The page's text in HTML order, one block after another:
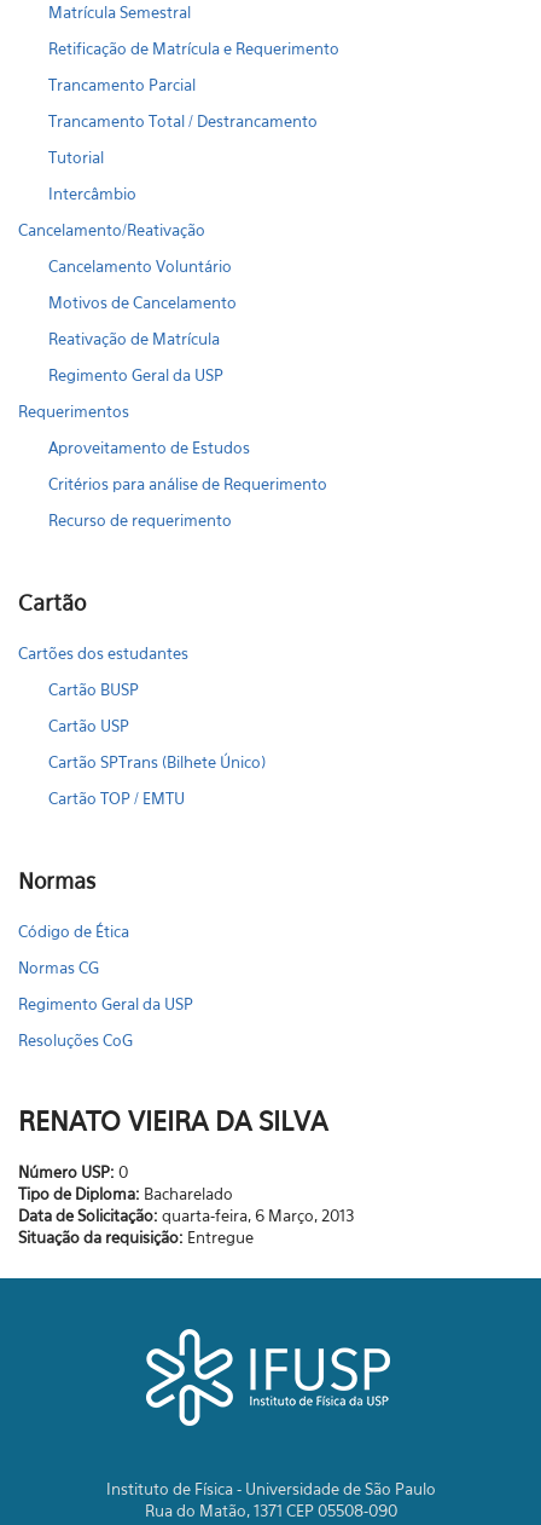
Matrícula Semestral
Retificação de Matrícula e Requerimento
Trancamento Parcial
Trancamento Total / Destrancamento
Tutorial
Intercâmbio
Cancelamento/Reativação
Cancelamento Voluntário
Motivos de Cancelamento
Reativação de Matrícula
Regimento Geral da USP
Requerimentos
Aproveitamento de Estudos
Critérios para análise de Requerimento
Recurso de requerimento
Cartão
Cartões dos estudantes
Cartão BUSP
Cartão USP
Cartão SPTrans (Bilhete Único)
Cartão TOP / EMTU
Normas
Código de Ética
Normas CG
Regimento Geral da USP
Resoluções CoG
RENATO VIEIRA DA SILVA
Número USP: 0
Tipo de Diploma: Bacharelado
Data de Solicitação: quarta-feira, 6 Março, 2013
Situação da requisição: Entregue
Instituto de Física - Universidade de São Paulo
Rua do Matão, 1371 CEP 05508-090